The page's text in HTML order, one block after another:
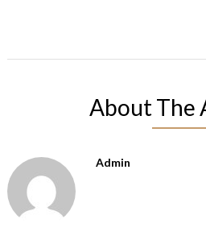
About The
Admin